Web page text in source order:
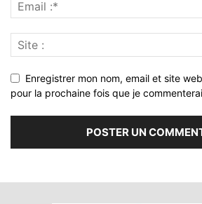
Enregistrer mon nom, email et site
pour la prochaine fois que je